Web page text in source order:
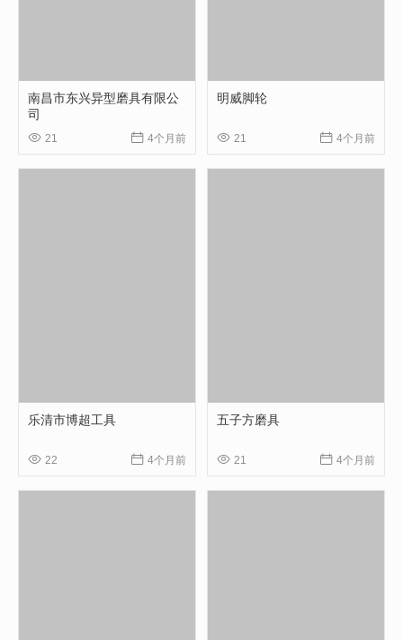
南昌市东兴异型磨具有限公
司
 21  4个月前
明威脚轮
 21  4个月前
乐清市博超工具
 22  4个月前
五子方磨具
 21  4个月前